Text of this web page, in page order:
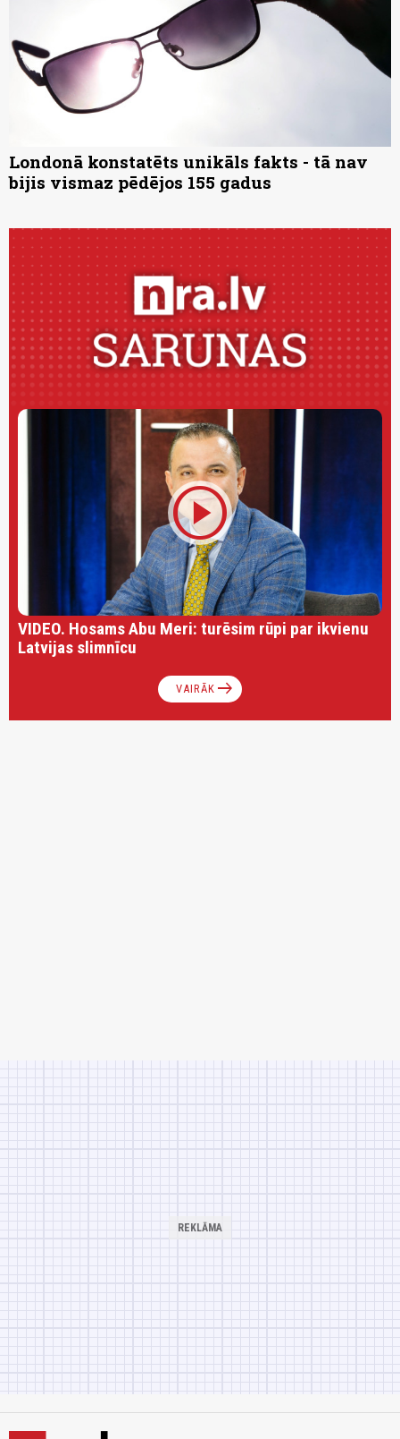
Londonā konstatēts unikāls fakts - tā nav
bijis vismaz pēdējos 155 gadus
play_circle
VIDEO. Hosams Abu Meri: turēsim rūpi par ikvienu
Latvijas slimnīcu
VAIRĀK arrow_right_alt